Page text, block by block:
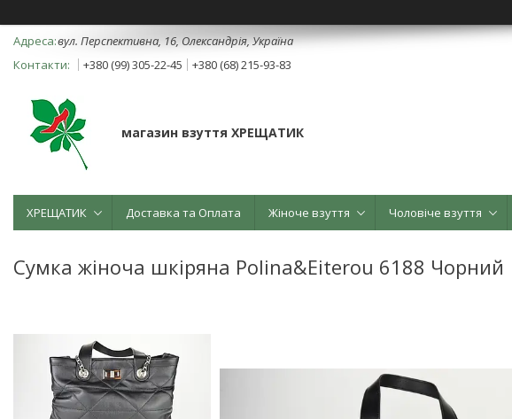
вул. Перспективна, 16, Олександрія, Україна
+380 (99) 305-22-45
+380 (68) 215-93-83
магазин взуття ХРЕЩАТИК
ХРЕЩАТИК Доставка та Оплата Жіноче взуття Чоловіче взуття
Сумка жіноча шкіряна Polina&Eiterou 6188 Чорний